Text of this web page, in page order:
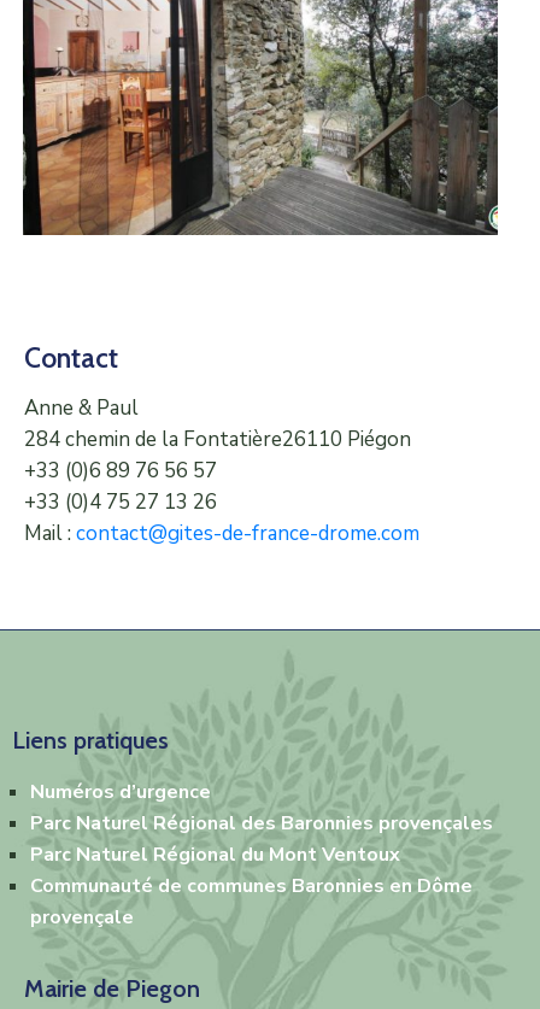
Contact
Anne & Paul
284 chemin de la Fontatière26110 Piégon
+33 (0)6 89 76 56 57
+33 (0)4 75 27 13 26
Mail :contact@gites-de-france-drome.com
Liens pratiques
Numérosd’urgence
Parc Naturel Régional des Baronnies provençales
Parc Naturel Régional du Mont Ventoux
Communauté de communes Baronnies en Dôme
provençale
Mairie de Piegon